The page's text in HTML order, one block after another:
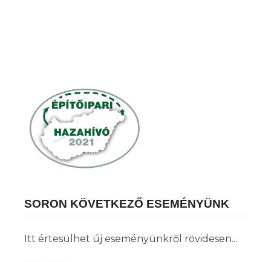
SORON KÖVETKEZŐ ESEMÉNYÜNK
Itt értesülhet új eseményünkről rövidesen...